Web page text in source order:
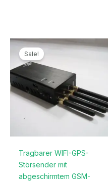
Sale!
Tragbarer WIFI-GPS-
Störsender mit
abgeschirmtem GSM-
Ursprünglicher
Preis
299,00€
Preis